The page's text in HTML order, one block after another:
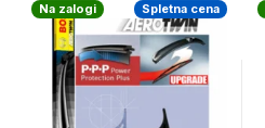
Na zalogi Spletna cena